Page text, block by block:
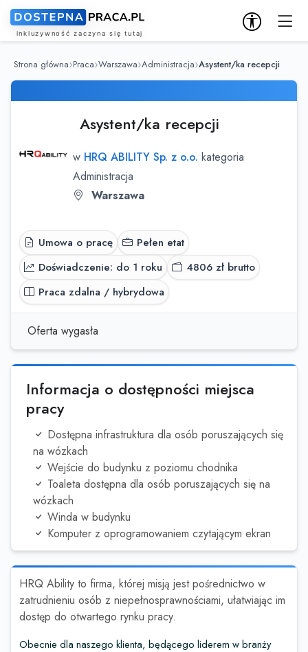
Strona główna Praca Warszawa Administracja Asystent/ka recepcji
Asystent/ka recepcji
w HRQ ABILITY Sp. z o.o. kategoria
Administracja
Warszawa
Umowa o pracę
Pełen etat
Doświadczenie: do 1 roku
4806 zł brutto
Praca zdalna / hybrydowa
Oferta wygasła
Informacja o dostępności miejsca
pracy
Dostępna infrastruktura dla osób poruszających się
na wózkach
Wejście do budynku z poziomu chodnika
Toaleta dostępna dla osób poruszających się na
wózkach
Winda w budynku
Komputer z oprogramowaniem czytającym ekran
HRQ Ability to firma, której misją jest pośrednictwo w
zatrudnieniu osób z niepełnosprawnościami, ułatwiając im
dostęp do otwartego rynku pracy.
Obecnie dla naszego klienta, będącego liderem w branży